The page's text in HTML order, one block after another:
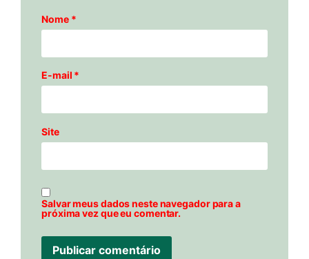
Nome *
E-mail *
Site
Salvar meus dados neste navegador para a
próxima vez que eu comentar.